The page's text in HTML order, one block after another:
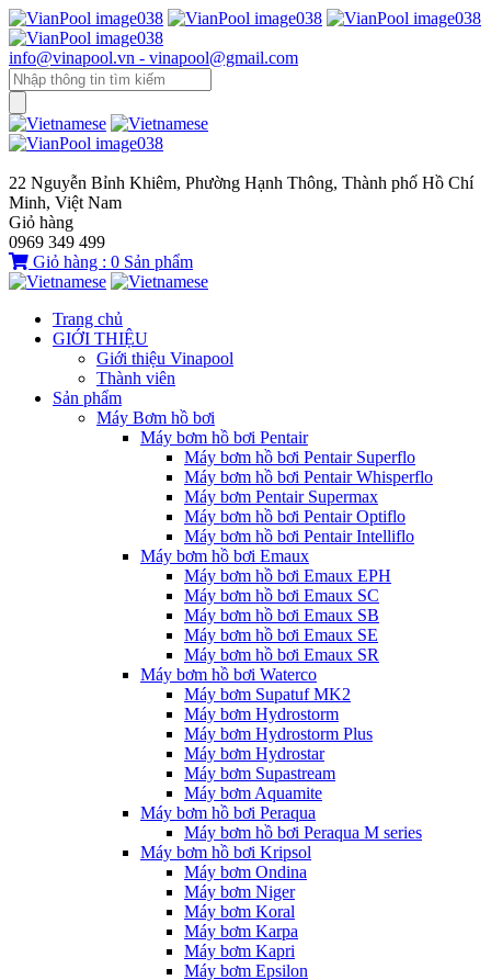
info@vinapool.vn - vinapool@gmail.com
22 Nguyễn Bỉnh Khiêm, Phường Hạnh Thông, Thành phố Hồ Chí
Minh, Việt Nam
Giỏ hàng
0969 349 499
Giỏ hàng : 0 Sản phẩm
Trang chủ
GIỚI THIỆU
Giới thiệu Vinapool
Thành viên
Sản phẩm
Máy Bơm hồ bơi
Máy bơm hồ bơi Pentair
Máy bơm hồ bơi Pentair Superflo
Máy bơm hồ bơi Pentair Whisperflo
Máy bơm Pentair Supermax
Máy bơm hồ bơi Pentair Optiflo
Máy bơm hồ bơi Pentair Intelliflo
Máy bơm hồ bơi Emaux
Máy bơm hồ bơi Emaux EPH
Máy bơm hồ bơi Emaux SC
Máy bơm hồ bơi Emaux SB
Máy bơm hồ bơi Emaux SE
Máy bơm hồ bơi Emaux SR
Máy bơm hồ bơi Waterco
Máy bơm Supatuf MK2
Máy bơm Hydrostorm
Máy bơm Hydrostorm Plus
Máy bơm Hydrostar
Máy bơm Supastream
Máy bơm Aquamite
Máy bơm hồ bơi Peraqua
Máy bơm hồ bơi Peraqua M series
Máy bơm hồ bơi Kripsol
Máy bơm Ondina
Máy bơm Niger
Máy bơm Koral
Máy bơm Karpa
Máy bơm Kapri
Máy bơm Epsilon